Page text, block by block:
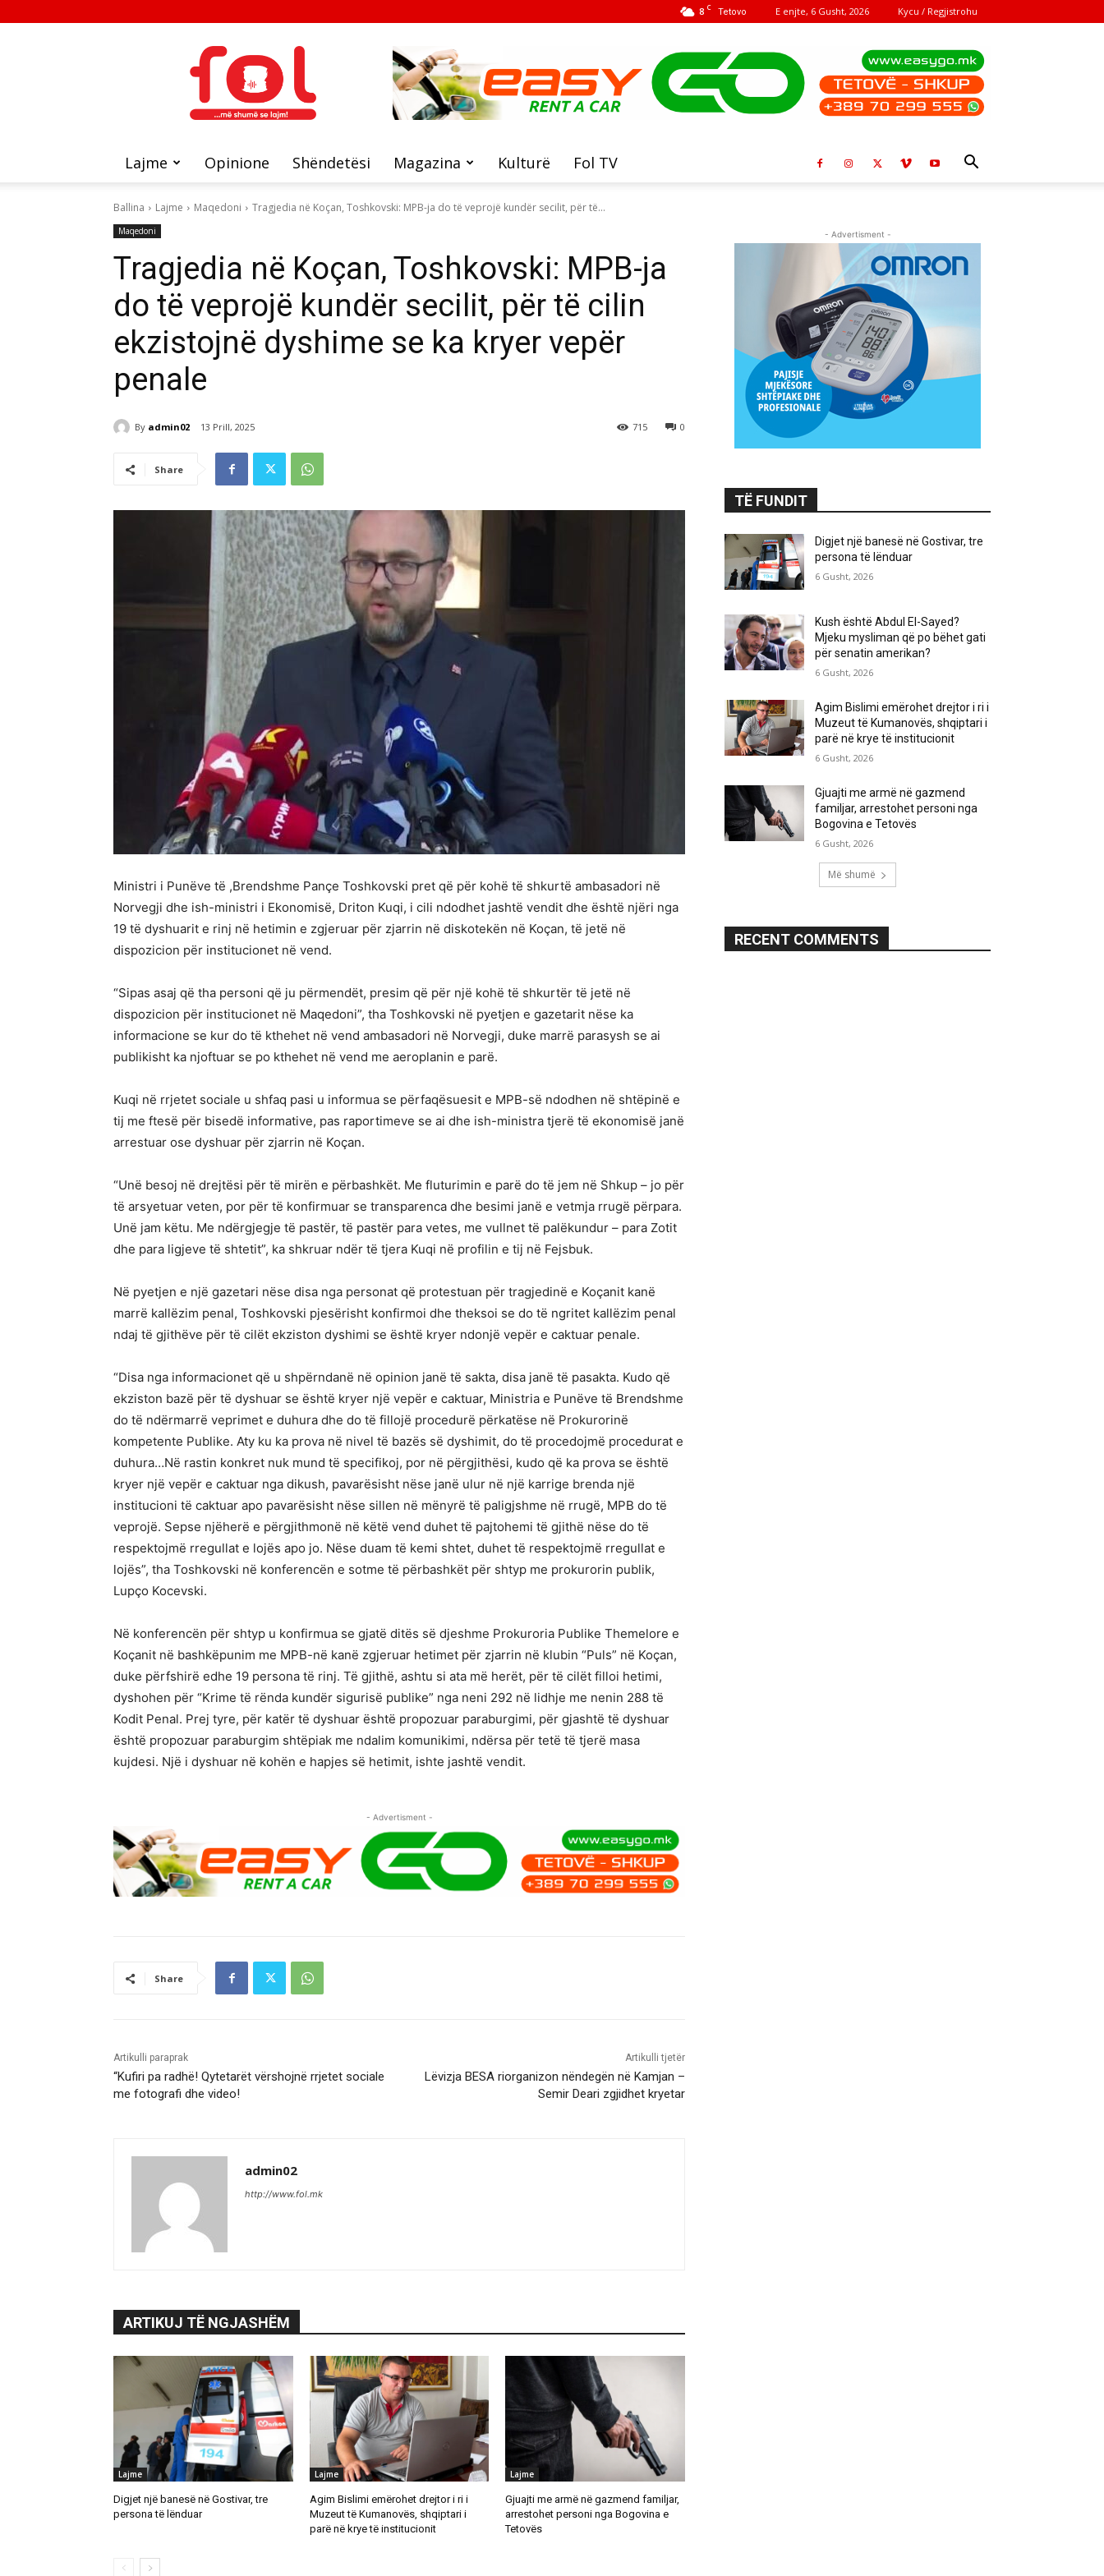
8 C Tetovo E enjte, 6 Gusht, 2026 Kycu / Regjistrohu
FOL
Lajme Opinione Shëndetësi Magazina Kulturë Fol TV
Ballina Lajme Maqedoni Tragjedia në Koçan, Toshkovski: MPB-ja do të veprojë kundër secilit, për të...
Maqedoni
Tragjedia në Koçan, Toshkovski: MPB-ja
do të veprojë kundër secilit, për të cilin
ekzistojnë dyshime se ka kryer vepër
penale
By admin02 13 Prill, 2025 0
715
Share
Ministri i Punëve të ,Brendshme Pançe Toshkovski pret që për kohë të shkurtë ambasadori në
Norvegji dhe ish-ministri i Ekonomisë, Driton Kuqi, i cili ndodhet jashtë vendit dhe është njëri nga
19 të dyshuarit e rinj në hetimin e zgjeruar për zjarrin në diskotekën në Koçan, të jetë në
dispozicion për institucionet në vend.
“Sipas asaj që tha personi që ju përmendët, presim që për një kohë të shkurtër të jetë në
dispozicion për institucionet në Maqedoni”, tha Toshkovski në pyetjen e gazetarit nëse ka
informacione se kur do të kthehet në vend ambasadori në Norvegji, duke marrë parasysh se ai
publikisht ka njoftuar se po kthehet në vend me aeroplanin e parë.
Kuqi në rrjetet sociale u shfaq pasi u informua se përfaqësuesit e MPB-së ndodhen në shtëpinë e
tij me ftesë për bisedë informative, pas raportimeve se ai dhe ish-ministra tjerë të ekonomisë janë
arrestuar ose dyshuar për zjarrin në Koçan.
“Unë besoj në drejtësi për të mirën e përbashkët. Me fluturimin e parë do të jem në Shkup – jo për
të arsyetuar veten, por për të konfirmuar se transparenca dhe besimi janë e vetmja rrugë përpara.
Unë jam këtu. Me ndërgjegje të pastër, të pastër para vetes, me vullnet të palëkundur – para Zotit
dhe para ligjeve të shtetit”, ka shkruar ndër të tjera Kuqi në profilin e tij në Fejsbuk.
Në pyetjen e një gazetari nëse disa nga personat që protestuan për tragjedinë e Koçanit kanë
marrë kallëzim penal, Toshkovski pjesërisht konfirmoi dhe theksoi se do të ngritet kallëzim penal
ndaj të gjithëve për të cilët ekziston dyshimi se është kryer ndonjë vepër e caktuar penale.
“Disa nga informacionet që u shpërndanë në opinion janë të sakta, disa janë të pasakta. Kudo që
ekziston bazë për të dyshuar se është kryer një vepër e caktuar, Ministria e Punëve të Brendshme
do të ndërmarrë veprimet e duhura dhe do të fillojë procedurë përkatëse në Prokurorinë
kompetente Publike. Aty ku ka prova në nivel të bazës së dyshimit, do të procedojmë procedurat e
duhura…Në rastin konkret nuk mund të specifikoj, por në përgjithësi, kudo që ka prova se është
kryer një vepër e caktuar nga dikush, pavarësisht nëse janë ulur në një karrige brenda një
institucioni të caktuar apo pavarësisht nëse sillen në mënyrë të paligjshme në rrugë, MPB do të
veprojë. Sepse njëherë e përgjithmonë në këtë vend duhet të pajtohemi të gjithë nëse do të
respektojmë rregullat e lojës apo jo. Nëse duam të kemi shtet, duhet të respektojmë rregullat e
lojës”, tha Toshkovski në konferencën e sotme të përbashkët për shtyp me prokurorin publik,
Lupço Kocevski.
Në konferencën për shtyp u konfirmua se gjatë ditës së djeshme Prokuroria Publike Themelore e
Koçanit në bashkëpunim me MPB-në kanë zgjeruar hetimet për zjarrin në klubin “Puls” në Koçan,
duke përfshirë edhe 19 persona të rinj. Të gjithë, ashtu si ata më herët, për të cilët filloi hetimi,
dyshohen për “Krime të rënda kundër sigurisë publike” nga neni 292 në lidhje me nenin 288 të
Kodit Penal. Prej tyre, për katër të dyshuar është propozuar paraburgimi, për gjashtë të dyshuar
është propozuar paraburgim shtëpiak me ndalim komunikimi, ndërsa për tetë të tjerë masa
kujdesi. Një i dyshuar në kohën e hapjes së hetimit, ishte jashtë vendit.
- Advertisment -
Share
Artikulli paraprak
“Kufiri pa radhë! Qytetarët vërshojnë rrjetet sociale
me fotografi dhe video!
Artikulli tjetër
Lëvizja BESA riorganizon nëndegën në Kamjan –
Semir Deari zgjidhet kryetar
admin02
http://www.fol.mk
ARTIKUJ TË NGJASHËM
Lajme
Digjet një banesë në Gostivar, tre
persona të lënduar
Lajme
Agim Bislimi emërohet drejtor i ri i
Muzeut të Kumanovës, shqiptari i
parë në krye të institucionit
Lajme
Gjuajti me armë në gazmend familjar,
arrestohet personi nga Bogovina e
Tetovës
- Advertisment -
TË FUNDIT
Digjet një banesë në Gostivar, tre
persona të lënduar
6 Gusht, 2026
Kush është Abdul El-Sayed?
Mjeku mysliman që po bëhet gati
për senatin amerikan?
6 Gusht, 2026
Agim Bislimi emërohet drejtor i ri i
Muzeut të Kumanovës, shqiptari i
parë në krye të institucionit
6 Gusht, 2026
Gjuajti me armë në gazmend
familjar, arrestohet personi nga
Bogovina e Tetovës
6 Gusht, 2026
Më shumë
RECENT COMMENTS